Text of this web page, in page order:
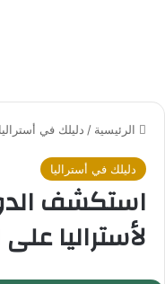
الرئيسية / دليلك في أستراليا
دليلك في أستراليا
استكشف
لأستراليا